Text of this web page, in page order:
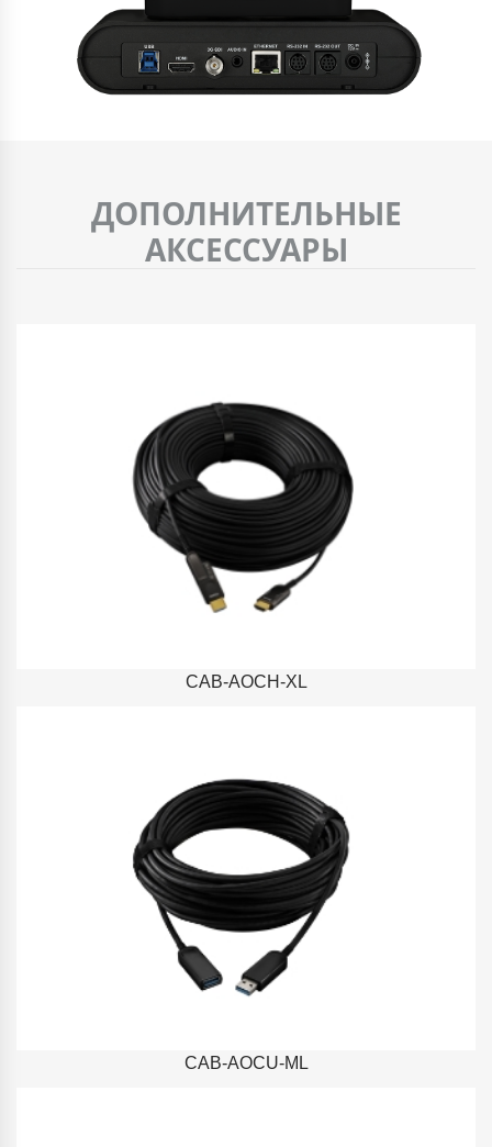
ДОПОЛНИТЕЛЬНЫЕ
АКСЕССУАРЫ
CAB-AOCH-XL
CAB-AOCU-ML